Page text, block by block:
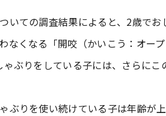
いての調査結果によると、2歳で
なくなる「開咬（かいこう：オー
ぶりをしている子には、さらにこ
ぶりを使い続けている子は年齢が